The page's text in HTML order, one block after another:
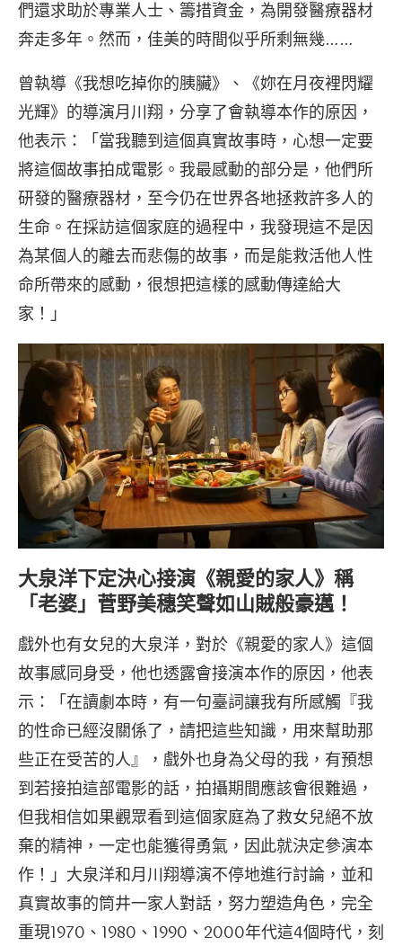
們還求助於專業人士、籌措資金，為開發醫療器材
奔走多年。然而，佳美的時間似乎所剩無幾……
曾執導《我想吃掉你的胰臟》、《妳在月夜裡閃耀
光輝》的導演月川翔，分享了會執導本作的原因，
他表示：「當我聽到這個真實故事時，心想一定要
將這個故事拍成電影。我最感動的部分是，他們所
研發的醫療器材，至今仍在世界各地拯救許多人的
生命。在採訪這個家庭的過程中，我發現這不是因
為某個人的離去而悲傷的故事，而是能救活他人性
命所帶來的感動，很想把這樣的感動傳達給大
家！」
大泉洋下定決心接演《親愛的家人》稱
「老婆」菅野美穗笑聲如山賊般豪邁！
戲外也有女兒的大泉洋，對於《親愛的家人》這個
故事感同身受，他也透露會接演本作的原因，他表
示：「在讀劇本時，有一句臺詞讓我有所感觸『我
的性命已經沒關係了，請把這些知識，用來幫助那
些正在受苦的人』，戲外也身為父母的我，有預想
到若接拍這部電影的話，拍攝期間應該會很難過，
但我相信如果觀眾看到這個家庭為了救女兒絕不放
棄的精神，一定也能獲得勇氣，因此就決定參演本
作！」大泉洋和月川翔導演不停地進行討論，並和
真實故事的筒井一家人對話，努力塑造角色，完全
重現1970、1980、1990、2000年代這4個時代，刻